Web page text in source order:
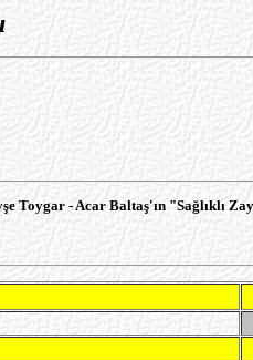
Toygar - Acar Baltaş'ın "Sağlıklı